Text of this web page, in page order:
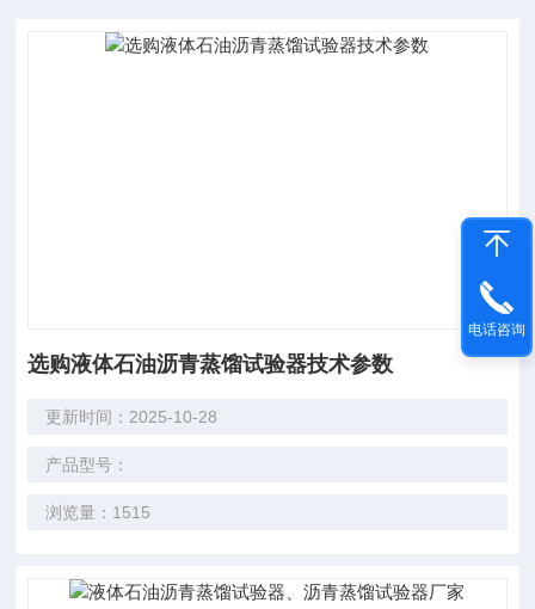
选购液体石油沥青蒸馏试验器技术参数
更新时间：2025-10-28
产品型号：
浏览量：1515
电话咨询